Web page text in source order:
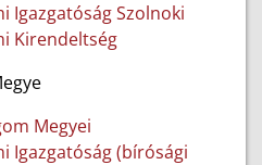
Igazgatóság Szolnoki
Kirendeltség
Megyei
Igazgatóság (bírósági